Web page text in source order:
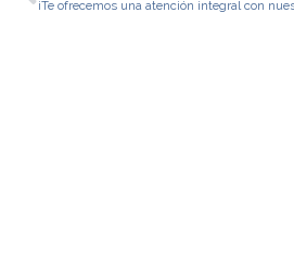
¡Te ofrecemos una atención integral con